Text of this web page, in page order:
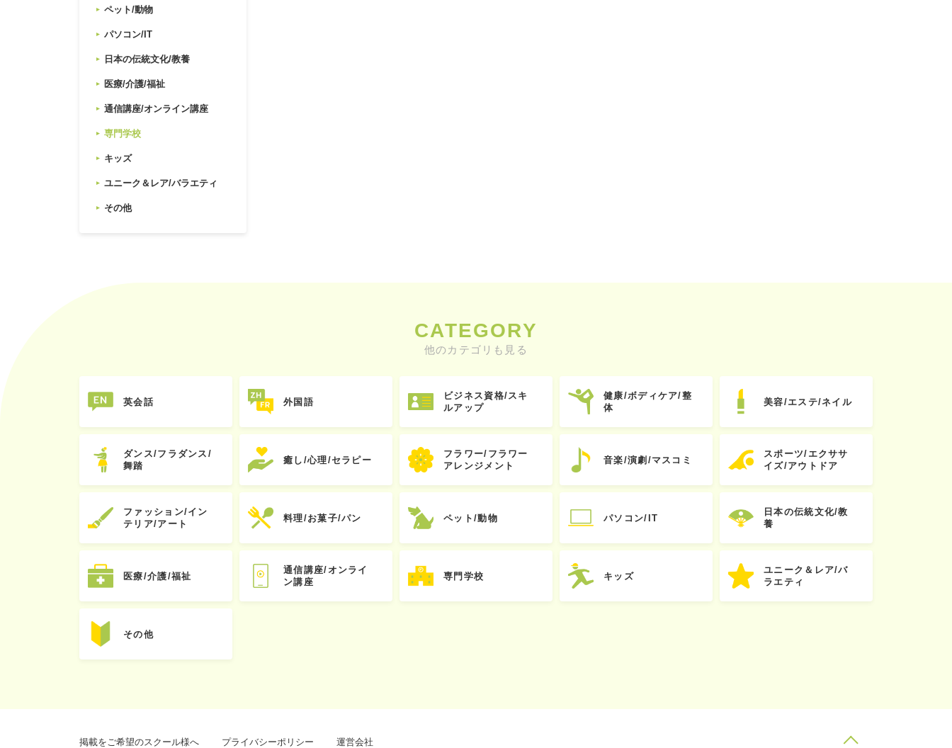
ペット/動物
パソコン/IT
日本の伝統文化/教養
医療/介護/福祉
通信講座/オンライン講座
専門学校
キッズ
ユニーク＆レア/バラエティ
その他
CATEGORY
他のカテゴリも見る
英会話 外国語
ビジネス資格/スキ
ルアップ
健康/ボディケア/整
体
美容/エステ/ネイル
ダンス/フラダンス/
舞踏
癒し/心理/セラピー
フラワー/フラワー
アレンジメント
音楽/演劇/マスコミ
スポーツ/エクササ
イズ/アウトドア
ファッション/イン
テリア/アート
料理/お菓子/パン ペット/動物 パソコン/IT
日本の伝統文化/教
養
医療/介護/福祉
通信講座/オンライ
ン講座
専門学校 キッズ
ユニーク＆レア/バ
ラエティ
その他
掲載をご希望のスクール様へ プライバシーポリシー 運営会社